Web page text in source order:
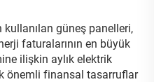
güneş panelleri,
faturalarının en büyük
ilişkin aylık elektrik
önemli finansal tasarruflar